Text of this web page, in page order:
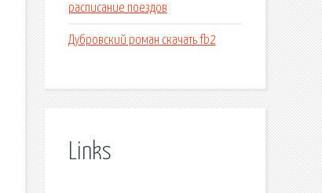
расписание поездов
Дубровский роман скачать fb2
Links